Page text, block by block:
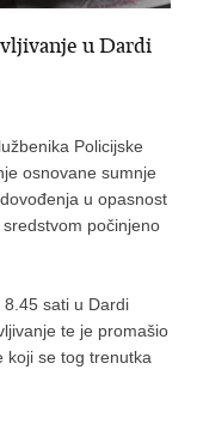
u Dardi
Policijske
osnovane sumnje
u opasnost
počinjeno
sati u Dardi
te je promašio
koji se tog trenutka